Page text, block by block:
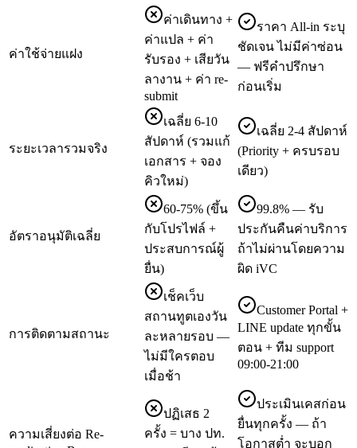
ค่าใช้จ่ายแฝง
ค่าเดินทาง +
ค่าแปล + ค่า
รับรอง + เสียวัน
ลางาน + ค่า re-
submit
ราคา All-in ระบุ
ชัดเจน ไม่มีค่าซ่อน
— ฟรีคำปรึกษา
ก่อนเริ่ม
ระยะเวลารวมจริง
เฉลี่ย 6-10
สัปดาห์ (รวมแก้
เอกสาร + จอง
คิวใหม่)
เฉลี่ย 2-4 สัปดาห์
(Priority + ครบรอบ
เดียว)
อัตราอนุมัติเฉลี่ย
60-75% (ขึ้น
กับโปรไฟล์ +
ประสบการณ์ผู้
ยื่น)
99.8% — รับ
ประกันคืนค่าบริการ
ถ้าไม่ผ่านโดยความ
ผิด iVC
การติดตามสถานะ
เช็คเว็บ
สถานทูตเองวัน
ละหลายรอบ —
ไม่มีใครตอบ
เมื่อช้า
Customer Portal +
LINE update ทุกขั้น
ตอน + ทีม support
09:00-21:00
ความเสี่ยงต่อ Re-
ปฏิเสธ 2
ครั้ง = บาง ปท.
ประเมินเคสก่อน
ยื่นทุกครั้ง — ถ้า
โอกาสต่ำ จะบอก